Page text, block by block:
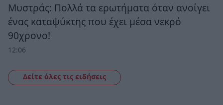
Μυστράς: Πολλά τα ερωτήματα όταν ανοίγει
ένας καταψύκτης που έχει μέσα νεκρό
90χρονο!
12:06
Δείτε όλες τις ειδήσεις